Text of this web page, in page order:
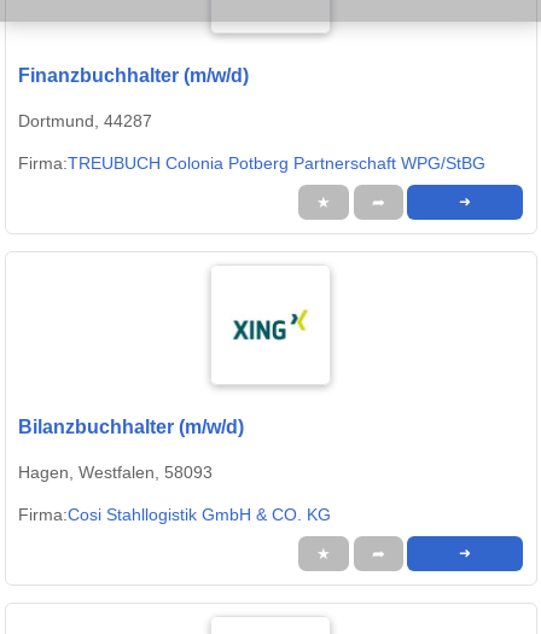
Finanzbuchhalter (m/w/d)
Dortmund, 44287
Firma:TREUBUCH Colonia Potberg Partnerschaft WPG/StBG
★ ➦ ➜
Bilanzbuchhalter (m/w/d)
Hagen, Westfalen, 58093
Firma:Cosi Stahllogistik GmbH & CO. KG
★ ➦ ➜